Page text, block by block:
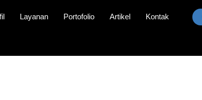
Layanan Portofolio Artikel Kontak